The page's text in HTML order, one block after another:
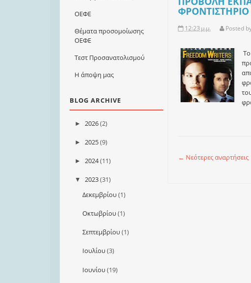
ΟΕΦΕ
Θέματα προσομοίωσης
ΟΕΦΕ
Τεστ Προσανατολισμού
Η άποψη μας
BLOG ARCHIVE
► 2026(2)
► 2025(9)
► 2024(11)
▼ 2023(31)
Δεκεμβρίου(1)
Οκτωβρίου(1)
Σεπτεμβρίου(1)
Ιουλίου(3)
Ιουνίου(19)
12:23 μ.μ. Posted
← Νεότερες αναρτήσεις